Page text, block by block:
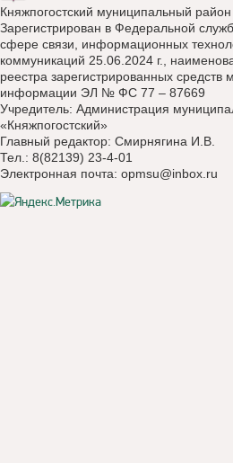
Княжпогостский муниципальный
Зарегистрирован в Федеральной
сфере связи, информационных
коммуникаций 25.06.2024 г.,
реестра зарегистрированных средств
информации ЭЛ № ФС 77 – 87669
Учредитель: Администрация
«Княжпогостский»
Главный редактор: Смирнягина И.В.
Тел.: 8(82139) 23-4-01
Электронная почта: opmsu@inbox.ru